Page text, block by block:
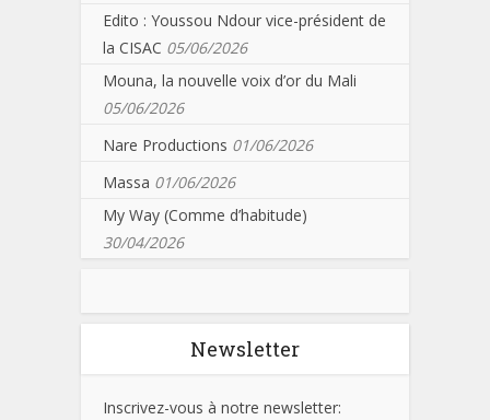
Edito : Youssou Ndour vice-président de
la CISAC 05/06/2026
Mouna, la nouvelle voix d’or du Mali
05/06/2026
Nare Productions 01/06/2026
Massa 01/06/2026
My Way (Comme d’habitude)
30/04/2026
Newsletter
Inscrivez-vous à notre newsletter: